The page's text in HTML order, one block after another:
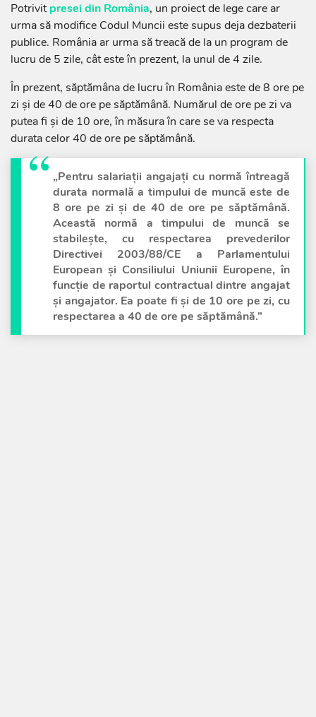
Potrivitpresei din România, un proiect de lege care ar
urma să modifice Codul Muncii este supus deja dezbaterii
publice. România ar urma să treacă de la un program de
lucru de 5 zile, cât este în prezent, la unul de 4 zile.
În prezent, săptămâna de lucru în România este de 8 ore pe
zi și de 40 de ore pe săptămână. Numărul de ore pe zi va
putea fi și de 10 ore, în măsura în care se va respecta
durata celor 40 de ore pe săptămână.
„Pentru salariaţii angajaţi cu normă întreagă
durata normală a timpului de muncă este de
8 ore pe zi şi de 40 de ore pe săptămână.
Această normă a timpului de muncă se
stabileşte, cu respectarea prevederilor
Directivei 2003/88/CE a Parlamentului
European şi Consiliului Uniunii Europene, în
funcţie de raportul contractual dintre angajat
şi angajator. Ea poate fi şi de 10 ore pe zi, cu
respectarea a 40 de ore pe săptămână.”